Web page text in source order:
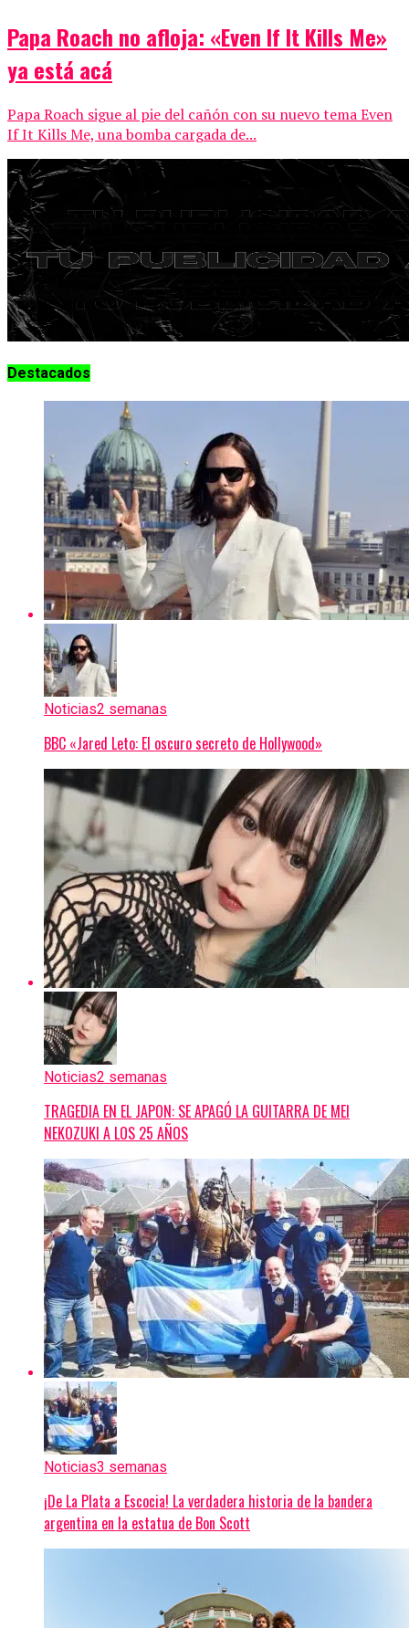
Papa Roach no afloja: «Even If It Kills Me»
ya está acá
Papa Roach sigue al pie del cañón con su nuevo tema Even
If It Kills Me, una bomba cargada de...
Destacados
Noticias2 semanas
BBC «Jared Leto: El oscuro secreto de Hollywood»
Noticias2 semanas
TRAGEDIA EN EL JAPON: SE APAGÓ LA GUITARRA DE MEI
NEKOZUKI A LOS 25 AÑOS
Noticias3 semanas
¡De La Plata a Escocia! La verdadera historia de la bandera
argentina en la estatua de Bon Scott